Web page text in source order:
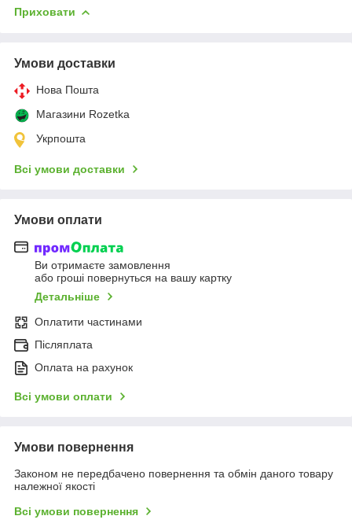
Приховати
Умови доставки
Нова Пошта
Магазини Rozetka
Укрпошта
Всі умови доставки
Умови оплати
Ви отримаєте замовлення
або гроші повернуться на вашу картку
Детальніше
Оплатити частинами
Післяплата
Оплата на рахунок
Всі умови оплати
Умови повернення
Законом не передбачено повернення та обмін даного товару
належної якості
Всі умови повернення